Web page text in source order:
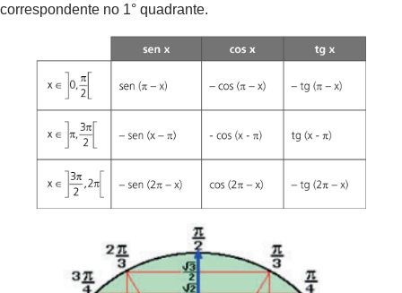
correspondente no 1° quadrante.